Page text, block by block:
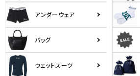
アンダーウェア
バッグ
ウェットスーツ